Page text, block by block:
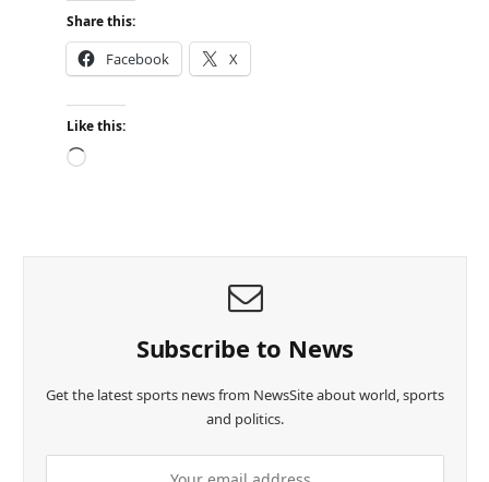
Share this:
Facebook X
Like this:
L
Subscribe to News
Get the latest sports news from NewsSite about world, sports
and politics.